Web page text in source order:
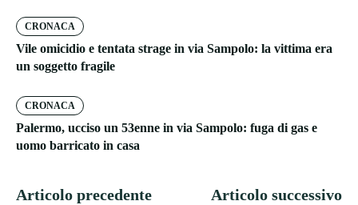
CRONACA
Vile omicidio e tentata strage in via Sampolo: la vittima era
un soggetto fragile
CRONACA
Palermo, ucciso un 53enne in via Sampolo: fuga di gas e
uomo barricato in casa
Articolo precedente Articolo successivo